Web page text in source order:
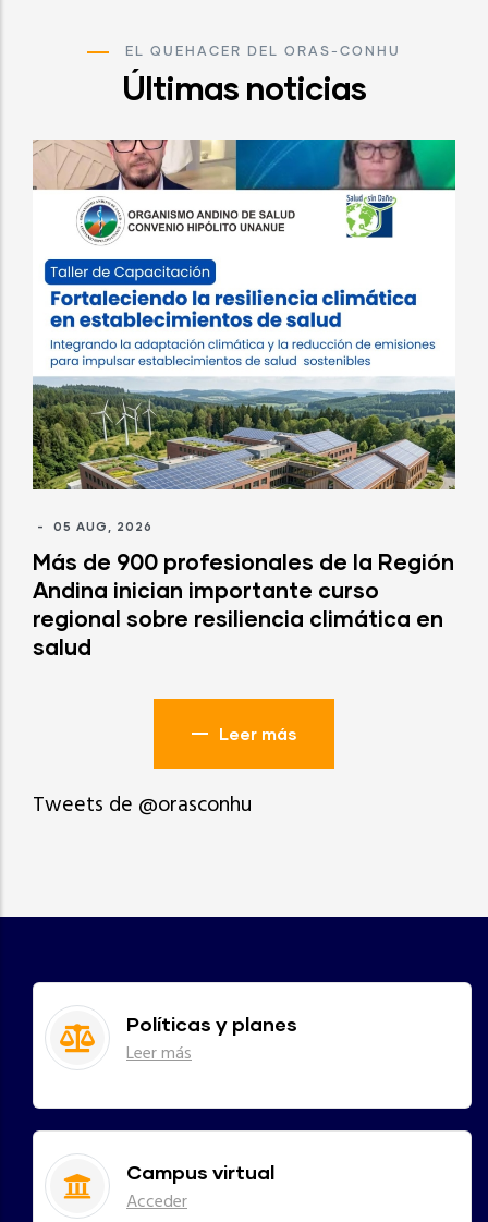
EL QUEHACER DEL ORAS-CONHU
Últimas noticias
- 05 AUG, 2026
Más de 900 profesionales de la Región
Andina inician importante curso
regional sobre resiliencia climática en
salud
Leer más
Tweets de @orasconhu
Políticas y planes
Leer más
Campus virtual
Acceder